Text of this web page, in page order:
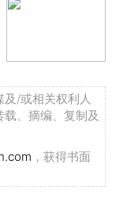
/或相关权利人
、摘编、复制及
，获得书面